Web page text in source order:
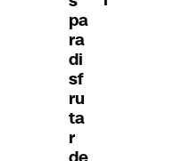
pa
ra
di
sf
ru
ta
r